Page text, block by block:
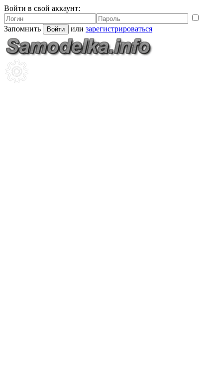
Войти в свой аккаунт:
Запомнить Войти или зарегистрироваться